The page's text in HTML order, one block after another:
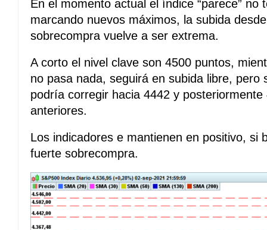
En el momento actual el índice “parece” no
marcando nuevos máximos, la subida
sobrecompra vuelve a ser extrema.
A corto el nivel clave son 4500 puntos,
no pasa nada, seguirá en subida libre, pero
podría corregir hacia 4442 y
anteriores.
Los indicadores e mantienen en positivo, si
fuerte sobrecompra.